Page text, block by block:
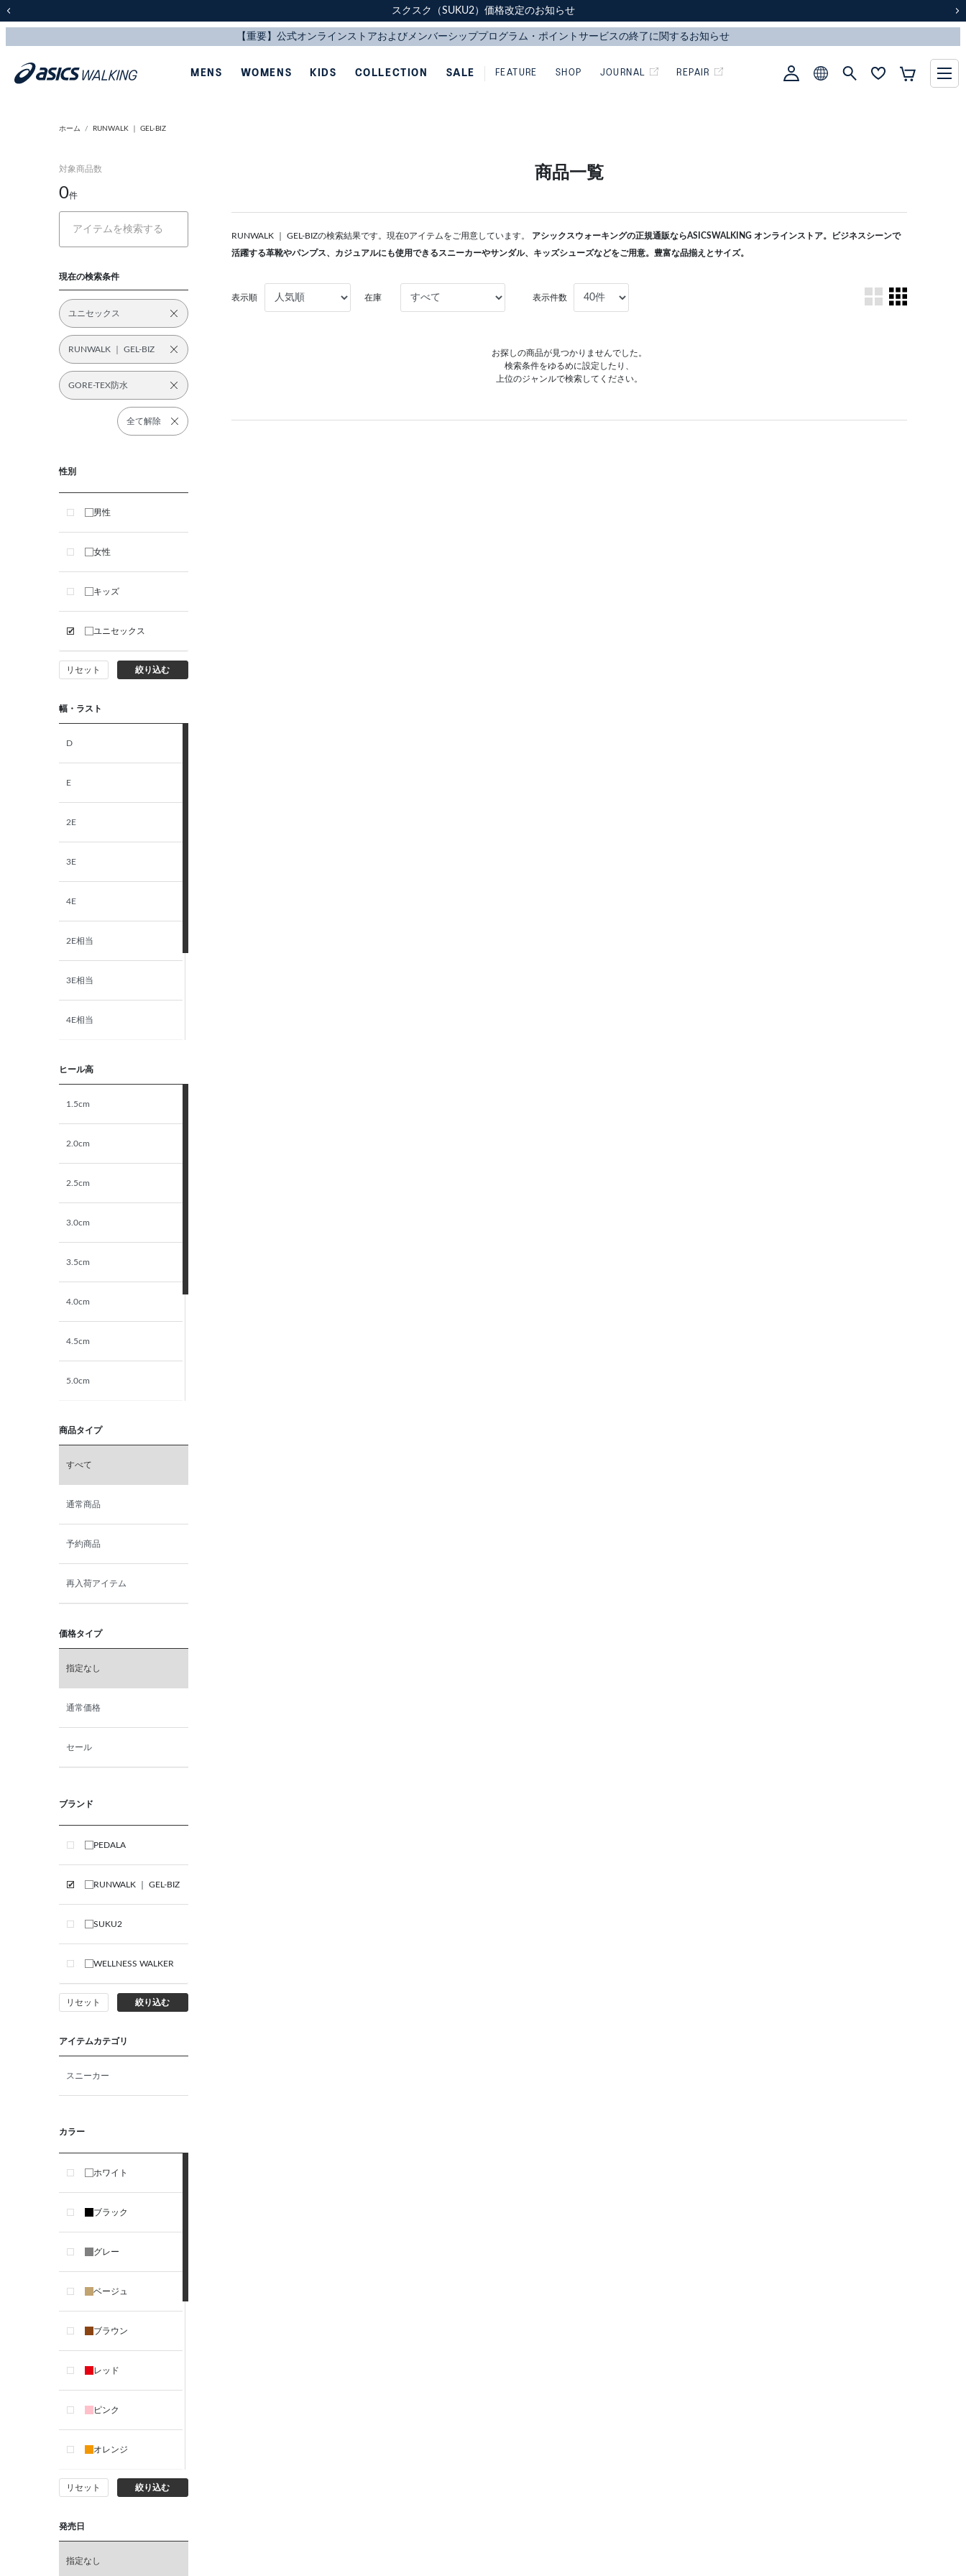
スクスク（SUKU2）価格改定のお知らせ
配送に関するお知らせ
スクスク（SUKU2）価格改定のお知らせ
配送に関するお知らせ
MENS WOMENS KIDS COLLECTION SALE FEATURE SHOP JOURNAL REPAIR
ホーム RUNWALK ｜ GEL-BIZ
対象商品数
0件
現在の検索条件
ユニセックス
RUNWALK ｜ GEL-BIZ
GORE-TEX防水
全て解除
性別
男性
女性
キッズ
ユニセックス
リセット 絞り込む
幅・ラスト
D
E
2E
3E
4E
2E相当
3E相当
4E相当
ヒール高
1.5cm
2.0cm
2.5cm
3.0cm
3.5cm
4.0cm
4.5cm
5.0cm
6.0cm
6.5cm
7.0cm
商品タイプ
すべて
通常商品
予約商品
再入荷アイテム
価格タイプ
指定なし
通常価格
セール
ブランド
PEDALA
RUNWALK ｜ GEL-BIZ
SUKU2
WELLNESS WALKER
リセット 絞り込む
アイテムカテゴリ
スニーカー
カラー
ホワイト
ブラック
グレー
ベージュ
ブラウン
レッド
ピンク
オレンジ
イエロー
グリーン
リセット 絞り込む
発売日
指定なし
商品一覧
RUNWALK ｜ GEL-BIZの検索結果です。現在0アイテムをご用意しています。 アシックスウォーキングの正規通販ならASICSWALKING オンラインストア。ビジネスシーンで
活躍する革靴やパンプス、カジュアルにも使用できるスニーカーやサンダル、キッズシューズなどをご用意。豊富な品揃えとサイズ。
表示順 在庫 表示件数
お探しの商品が見つかりませんでした。
検索条件をゆるめに設定したり、
上位のジャンルで検索してください。